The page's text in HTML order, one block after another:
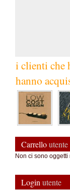
i clienti che
hanno
Carrelloutente
Non ci sono
Login utente